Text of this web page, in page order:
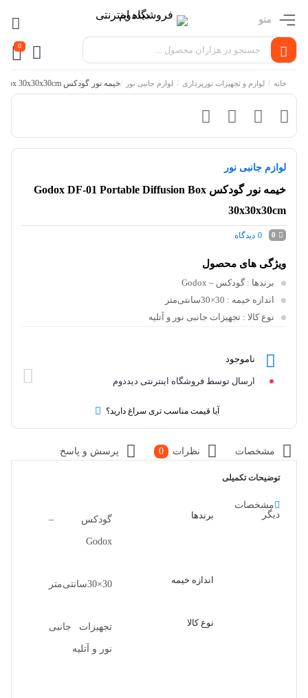
منو
0
خانه / لوازم و تجهیزات نورپردازی / لوازم جانبی نور /خیمه نور گودکس Godox DF-01 Portable Diffusion Box 30x30x30cm
لوازم جانبی نور
خیمه نور گودکس Godox DF-01 Portable Diffusion Box
30x30x30cm
0
0 دیدگاه
ویژگی های محصول
برندها : گودکس – Godox
اندازه خیمه : 30×30سانتی‌متر
نوع کالا : تجهیزات جانبی نور و آتلیه
ناموجود
ارسال توسط فروشگاه اینترنتی دیددوم
آیا قیمت مناسب تری سراغ دارید؟
مشخصات نظرات 0 پرسش و پاسخ
توضیحات تکمیلی
مشخصات
دیگر
برندها گودکس –
Godox
اندازه خیمه 30×30سانتی‌متر
نوع کالا تجهیزات جانبی
نور و آتلیه